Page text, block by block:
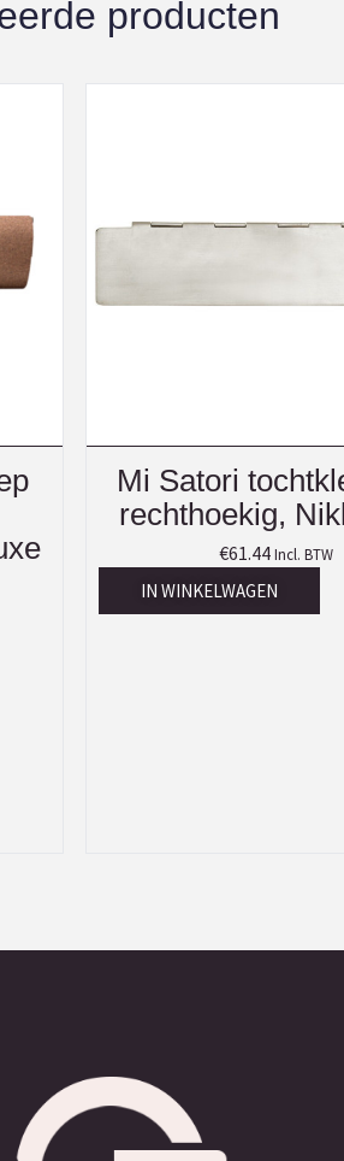
producten
Mi Satori
rechthoekig,
€61.44 Incl. BTW
IN WINKELWAGEN